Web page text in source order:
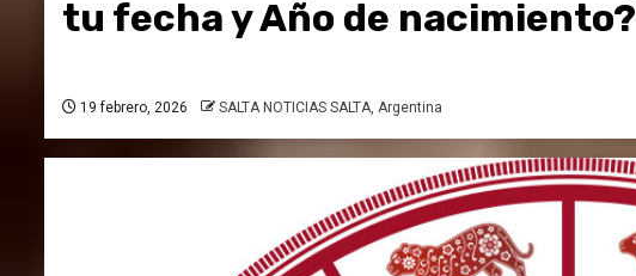
tu fecha y Año de nacimiento?
19 febrero, 2026 SALTA NOTICIAS SALTA, Argentina